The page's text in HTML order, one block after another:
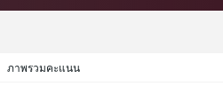
ภาพรวมคะแนน